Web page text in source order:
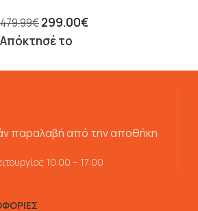
479.99€299.00€
Απόκτησέ το
παραλαβή από την αποθήκη
10:00 – 17:00